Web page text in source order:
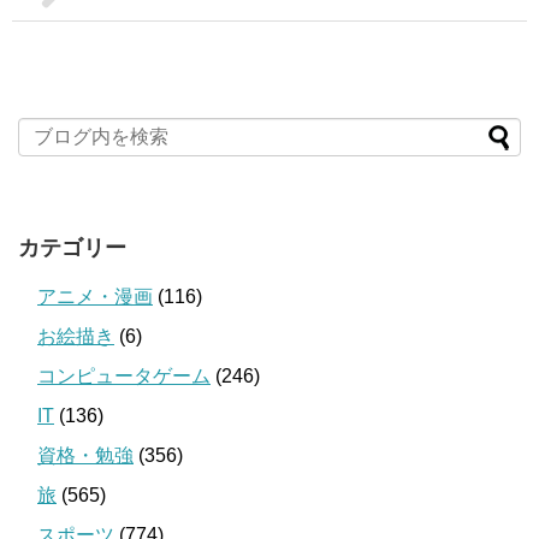
カテゴリー
アニメ・漫画 (116)
お絵描き (6)
コンピュータゲーム (246)
IT (136)
資格・勉強 (356)
旅 (565)
スポーツ (774)